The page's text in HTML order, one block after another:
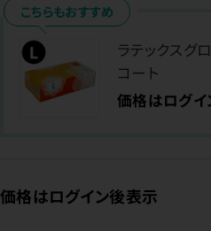
こちらもおすすめ
ラテックス
コート
価格はログ
価格はログイン後表示